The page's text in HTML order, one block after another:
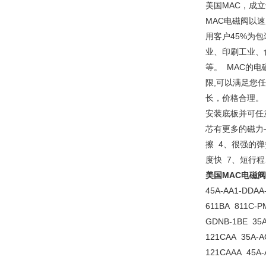
美国MAC，成
MAC电磁阀以
用客户45%为
业、印刷工业
等。 MAC的电
限,可以满足您
长，价格合理
安装底板并可
芯有更多的磁
擦 4、很强的
度快 7、短行
美国MAC电磁阀
45A-AA1-
611BA 811C-
GDNB-1BE
121CAA 35A-
121CAAA